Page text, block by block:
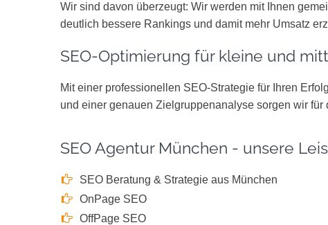
Wir sind davon überzeugt: Wir werden mit Ihnen
deutlich bessere Rankings und damit mehr Umsatz
SEO-Optimierung für kleine und
Mit einer professionellen SEO-Strategie für Ihren
und einer genauen Zielgruppenanalyse sorgen wir
SEO Agentur München - unsere
SEO Beratung & Strategie aus München
OnPage SEO
OffPage SEO